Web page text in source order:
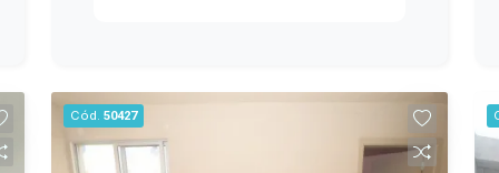
Cód. 50427